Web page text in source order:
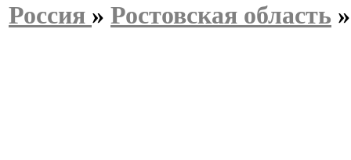
Россия » Ростовская область